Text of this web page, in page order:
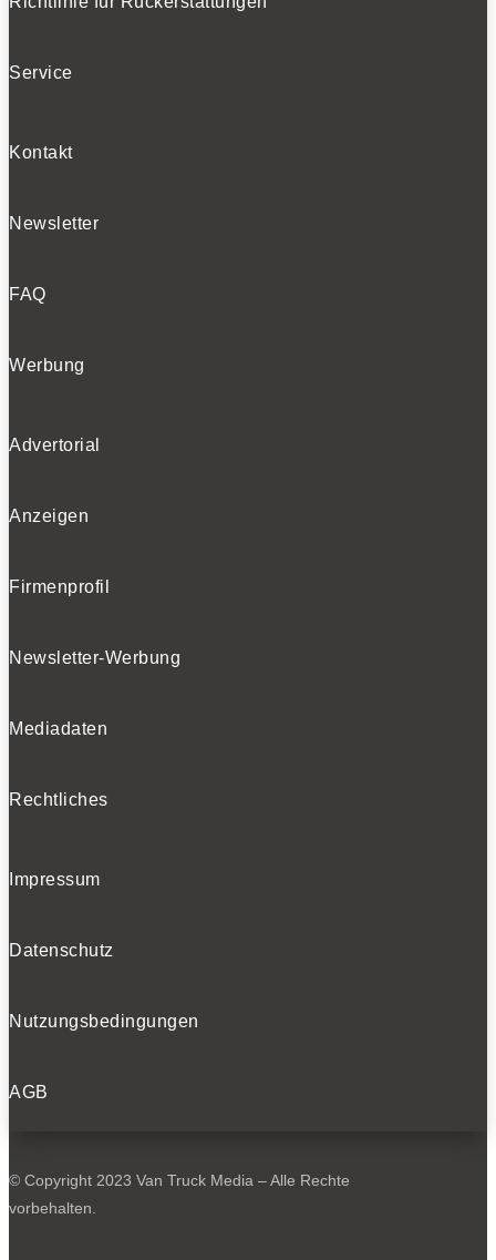
Service
Kontakt
Newsletter
FAQ
Werbung
Advertorial
Anzeigen
Firmenprofil
Newsletter-Werbung
Mediadaten
Rechtliches
Impressum
Datenschutz
Nutzungsbedingungen
AGB
© Copyright 2023 Van Truck Media – Alle Rechte
vorbehalten.